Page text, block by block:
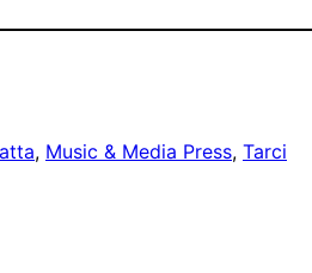
, Music & Media Press, Tarci